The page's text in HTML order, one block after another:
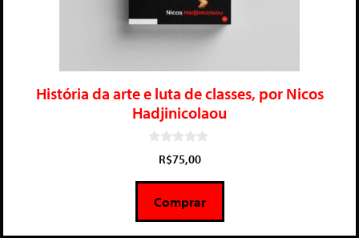
História da arte e luta de classes, por Nicos
Hadjinicolaou
5
R$75,00
Comprar